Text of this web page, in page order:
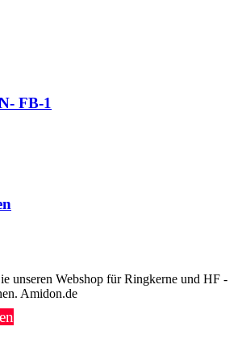
FB-1
unseren Webshop für Ringkerne und HF -
Amidon.de